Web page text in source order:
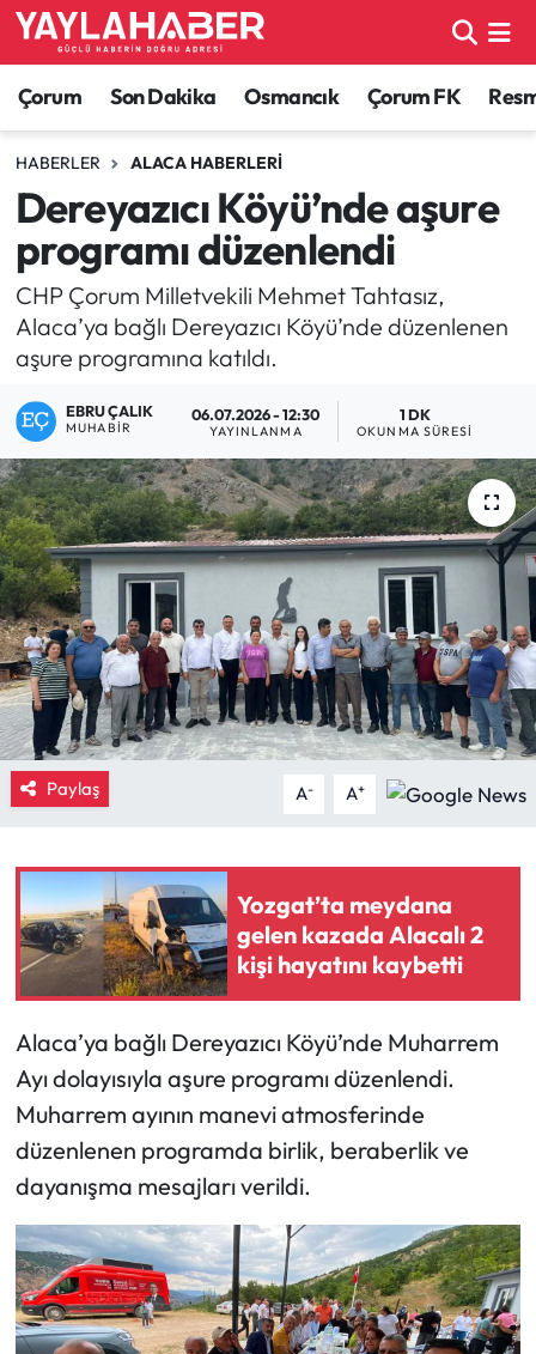
Çorum Son Dakika Osmancık Çorum FK
HABERLER ALACA HABERLERI
Dereyazıcı Köyü’nde aşure
programı düzenlendi
CHP Çorum Milletvekili Mehmet Tahtasız,
Alaca’ya bağlı Dereyazıcı Köyü’nde düzenlenen
aşure programına katıldı.
EBRU ÇALIK
MUHABIR
06.07.2026 - 12:30
YAYINLANMA
1 DK
OKUNMA SÜRESI
Paylaş A- A+
Yozgat’ta meydana
gelen kazada Alacalı 2
kişi hayatını kaybetti
Alaca’ya bağlı Dereyazıcı Köyü’nde Muharrem
Ayı dolayısıyla aşure programı düzenlendi.
Muharrem ayının manevi atmosferinde
düzenlenen programda birlik, beraberlik ve
dayanışma mesajları verildi.
Alaca Haberleri
Bayat Haberleri
Bilgi - Keşfet Haberleri
Bilim ve Teknoloji
Boğazkale Haberleri
Çorum Son Dakika Haberleri
Dodurga Haberleri
Eğitim
Ekonomi
Güncel
İskilip Haberleri
Kimdir?
Kültür Sanat
Laçin Haberleri
Magazin
Mecitözü Haberleri
Oğuzlar Haberleri
Ortaköy Haberleri
Osmancık Haberleri
Çorum Nöbetçi Eczaneler
Çorum Hava Durumu
Çorum Namaz Vakitleri
Çorum Trafik Yoğunluk Haritası
TFF 1.Lig Puan Durumu ve Fikstür
Son Dakika Haberleri
Haber Arşivi